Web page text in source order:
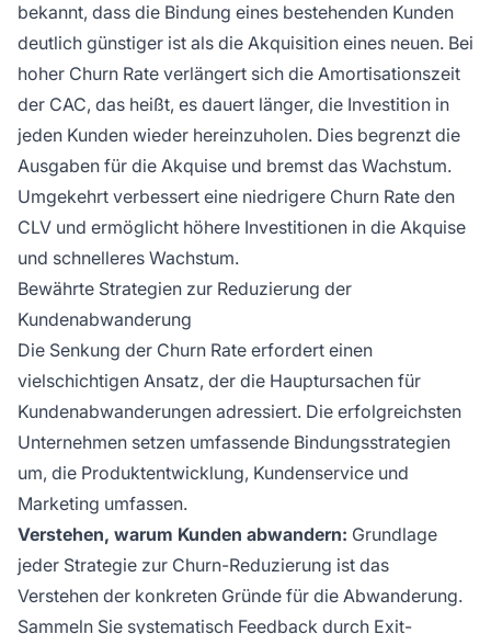
bekannt, dass die Bindung eines bestehenden Kunden
deutlich günstiger ist als die Akquisition eines neuen. Bei
hoher Churn Rate verlängert sich die Amortisationszeit
der CAC, das heißt, es dauert länger, die Investition in
jeden Kunden wieder hereinzuholen. Dies begrenzt die
Ausgaben für die Akquise und bremst das Wachstum.
Umgekehrt verbessert eine niedrigere Churn Rate den
CLV und ermöglicht höhere Investitionen in die Akquise
und schnelleres Wachstum.
Bewährte Strategien zur Reduzierung der
Kundenabwanderung
Die Senkung der Churn Rate erfordert einen
vielschichtigen Ansatz, der die Hauptursachen für
Kundenabwanderungen adressiert. Die erfolgreichsten
Unternehmen setzen umfassende Bindungsstrategien
um, die Produktentwicklung, Kundenservice und
Marketing umfassen.
Verstehen, warum Kunden abwandern: Grundlage
jeder Strategie zur Churn-Reduzierung ist das
Verstehen der konkreten Gründe für die Abwanderung.
Sammeln Sie systematisch Feedback durch Exit-